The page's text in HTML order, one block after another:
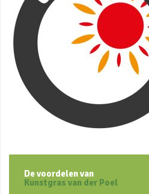
De voordelen van
Kunstgras van der Poel